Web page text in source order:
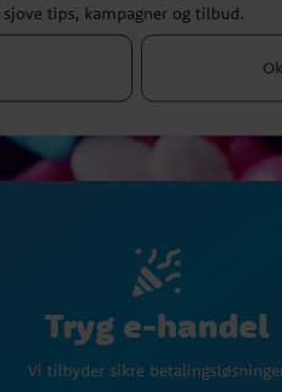
tips, kampagner og tilbud.
Ok
Tryg e-handel
Vi tilbyder sikre